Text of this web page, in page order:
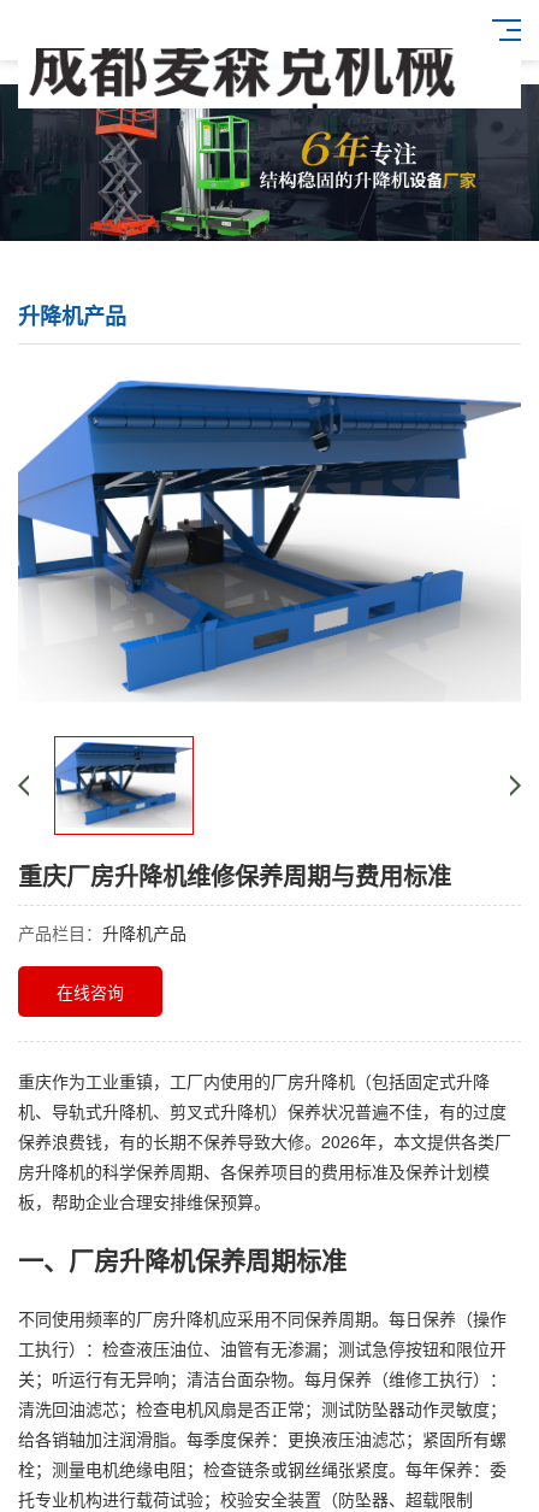
升降机产品
重庆厂房升降机维修保养周期与费用标准
产品栏目： 升降机产品
在线咨询
重庆作为工业重镇，工厂内使用的厂房升降机（包括固定式升降
机、导轨式升降机、剪叉式升降机）保养状况普遍不佳，有的过度
保养浪费钱，有的长期不保养导致大修。2026年，本文提供各类厂
房升降机的科学保养周期、各保养项目的费用标准及保养计划模
板，帮助企业合理安排维保预算。
一、厂房升降机保养周期标准
不同使用频率的厂房升降机应采用不同保养周期。每日保养（操作
工执行）：检查液压油位、油管有无渗漏；测试急停按钮和限位开
关；听运行有无异响；清洁台面杂物。每月保养（维修工执行）：
清洗回油滤芯；检查电机风扇是否正常；测试防坠器动作灵敏度；
给各销轴加注润滑脂。每季度保养：更换液压油滤芯；紧固所有螺
栓；测量电机绝缘电阻；检查链条或钢丝绳张紧度。每年保养：委
托专业机构进行载荷试验；校验安全装置（防坠器、超载限制